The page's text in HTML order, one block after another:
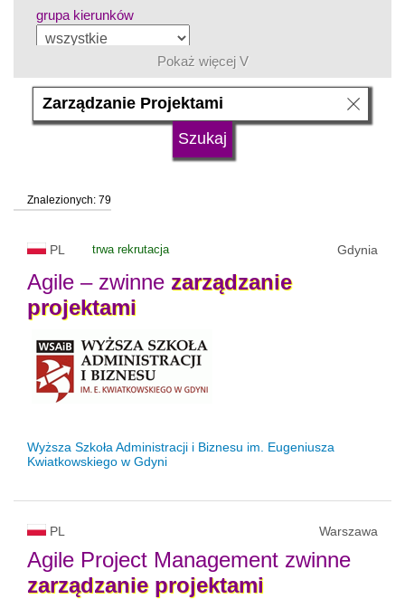
grupa kierunków
język
status uczelni
Pokaż więcej V
Znalezionych: 79
PL trwa rekrutacja Gdynia
Agile – zwinne zarządzanie
projektami
Wyższa Szkoła Administracji i Biznesu im. Eugeniusza
Kwiatkowskiego w Gdyni
PL Warszawa
Agile Project Management zwinne
zarządzanie projektami